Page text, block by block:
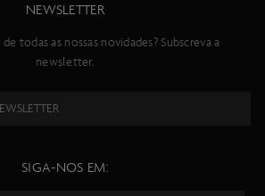
NEWSLETTER
todas as nossas novidades? Subscreva a
newsletter.
SIGA-NOS EM: